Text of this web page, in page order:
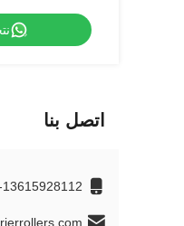
1012495
1010447 ضرس القيادة
اتصل بنا